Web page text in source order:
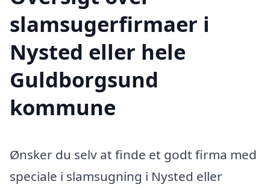
slamsugerfirmaer i
Nysted eller hele
Guldborgsund
kommune
Ønsker du selv at finde et godt firma med
speciale i slamsugning i Nysted eller